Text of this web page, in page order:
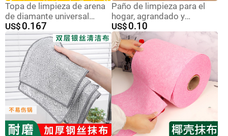
Topa de limpieza de arena
de diamante universal
limpieza desincrustación
desoxidable pulido cepillo
fondo de la olla topos de
lavado de platos para
correr en el Jianghu
US$ 0.167
Paño de limpieza para el
hogar, agrandado y
engrosado, para limpiar
muebles y suelos,
absorbente y sin pelusas,
toalla para lavar el coche.
US$ 0.10